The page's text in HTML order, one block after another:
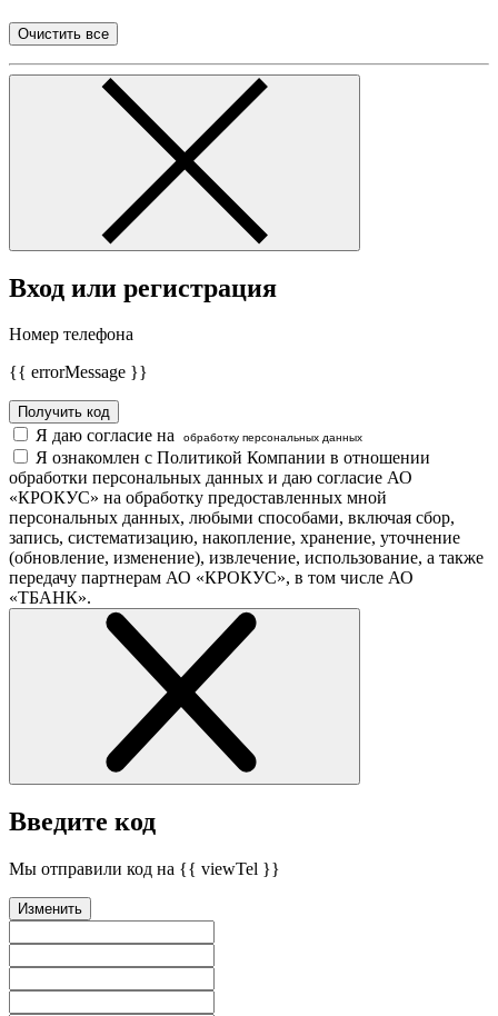
Очистить все
Вход или регистрация
Номер телефона
{{ errorMessage }}
Получить код
Я даю согласие на обработку персональных данных
Я ознакомлен с Политикой Компании в отношении
обработки персональных данных и даю согласие АО
«КРОКУС» на обработку предоставленных мной
персональных данных, любыми способами, включая сбор,
запись, систематизацию, накопление, хранение, уточнение
(обновление, изменение), извлечение, использование, а также
передачу партнерам АО «КРОКУС», в том числе АО
«ТБАНК».
Введите код
Мы отправили код на {{ viewTel }}
Изменить